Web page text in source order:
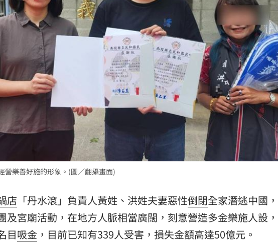
20:31
直播 18:00
奢大道」逐漸成形
千萬頭獎超「爸」氣 12:00
涯論壇9/12登場！ 10:30
7s掀足球熱潮 10:00
追星吃美食！ 18:15
營樂善好施的形象。(圖／翻攝畫面)
店 「丹水滾」負責人黃姓、洪姓夫妻惡性倒閉全家潛逃中國
及宮廟活動，在地方人脈相當廣闊，刻意營造多金樂施人設
目吸金 ，目前已知有339人受害，損失金額高達50億元。